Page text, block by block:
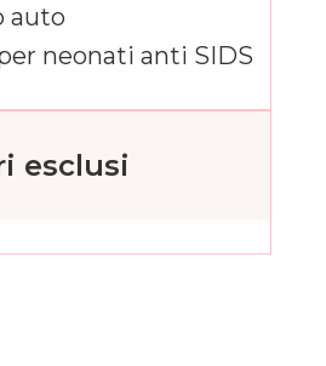
auto
neonati anti SIDS
esclusi